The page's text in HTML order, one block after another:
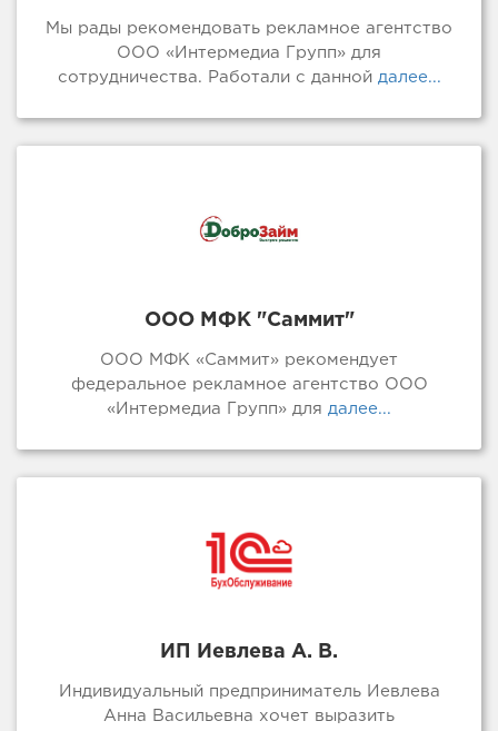
Мы рады рекомендовать рекламное агентство
ООО «Интермедиа Групп» для
сотрудничества. Работали с даннойдалее...
ООО МФК "Саммит"
ООО МФК «Саммит» рекомендует
федеральное рекламное агентство ООО
«Интермедиа Групп» для далее...
ИП Иевлева А. В.
Индивидуальный предприниматель Иевлева
Анна Васильевна хочет выразить